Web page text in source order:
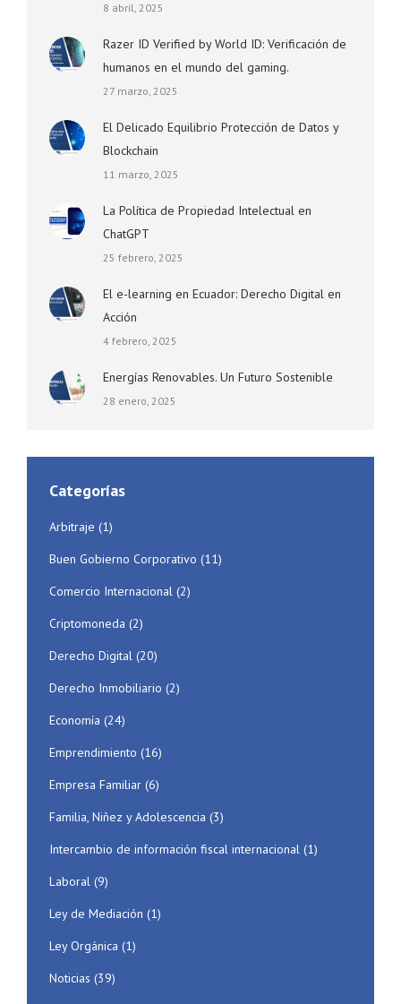
8 abril, 2025
Razer ID Verified by World ID: Verificación de
humanos en el mundo del gaming.
27 marzo, 2025
El Delicado Equilibrio Protección de Datos y
Blockchain
11 marzo, 2025
La Política de Propiedad Intelectual en
ChatGPT
25 febrero, 2025
El e-learning en Ecuador: Derecho Digital en
Acción
4 febrero, 2025
Energías Renovables. Un Futuro Sostenible
28 enero, 2025
Categorías
Arbitraje (1)
Buen Gobierno Corporativo (11)
Comercio Internacional (2)
Criptomoneda (2)
Derecho Digital (20)
Derecho Inmobiliario (2)
Economía (24)
Emprendimiento (16)
Empresa Familiar (6)
Familia, Niñez y Adolescencia (3)
Intercambio de información fiscal internacional (1)
Laboral (9)
Ley de Mediación (1)
Ley Orgánica (1)
Noticias (39)